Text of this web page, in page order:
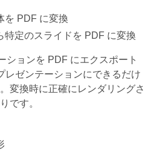
を PDF に変換
特定のスライドを PDF に変換
ションを PDF にエクスポート
レゼンテーションにできるだけ
変換時に正確にレンダリングさ
です。